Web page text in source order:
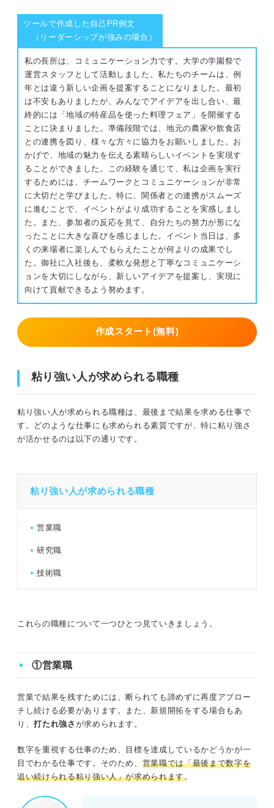
ツールで作成した自己PR例文
（リーダーシップが強みの場合）
私の長所は、コミュニケーション力です。大学の学園祭で
運営スタッフとして活動しました。私たちのチームは、例
年とは違う新しい企画を提案することになりました。最初
は不安もありましたが、みんなでアイデアを出し合い、最
終的には「地域の特産品を使った料理フェア」を開催する
ことに決まりました。準備段階では、地元の農家や飲食店
との連携を図り、様々な方々に協力をお願いしました。お
かげで、地域の魅力を伝える素晴らしいイベントを実現す
ることができました。この経験を通じて、私は企画を実行
するためには、チームワークとコミュニケーションが非常
に大切だと学びました。特に、関係者との連携がスムーズ
に進むことで、イベントがより成功することを実感しまし
た。また、参加者の反応を見て、自分たちの努力が形にな
ったことに大きな喜びを感じました。イベント当日は、多
くの来場者に楽しんでもらえたことが何よりの成果でし
た。御社に入社後も、柔軟な発想と丁寧なコミュニケーシ
ョンを大切にしながら、新しいアイデアを提案し、実現に
向けて貢献できるよう努めます。
作成スタート(無料)
粘り強い人が求められる職種
粘り強い人が求められる職種は、最後まで結果を求める仕事で
す。どのような仕事にも求められる素質ですが、特に粘り強さ
が活かせるのは以下の通りです。
粘り強い人が求められる職種
営業職
研究職
技術職
これらの職種について一つひとつ見ていきましょう。
①営業職
営業で結果を残すためには、断られても諦めずに再度アプロー
チし続ける必要があります。また、新規開拓をする場合もあ
り、打たれ強さ が求められます。
数字を重視する仕事のため、目標を達成しているかどうかが一
目でわかる仕事です。そのため、 営業職では「最後まで数字を
追い続けられる粘り強い人」が求められます。